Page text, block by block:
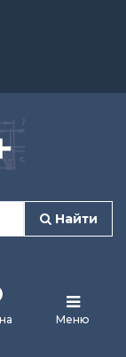
Найти
Меню